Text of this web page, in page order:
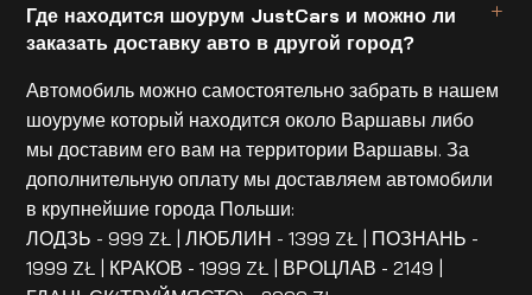
Где находится шоурум JustCars и можно ли
заказать доставку авто в другой город?
Автомобиль можно самостоятельно забрать в нашем
шоуруме который находится около Варшавы либо
мы доставим его вам на территории Варшавы. За
дополнительную оплату мы доставляем автомобили
в крупнейшие города Польши:
ЛОДЗЬ - 999 ZŁ | ЛЮБЛИН - 1399 ZŁ | ПОЗНАНЬ -
1999 ZŁ | КРАКОВ - 1999 ZŁ | ВРОЦЛАВ - 2149 |